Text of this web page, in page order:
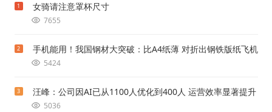
1 女骑请注意罩杯尺寸
7655
2 手机能用！我国钢材大突破：比A4纸薄 对折出钢铁版纸飞机
5424
3 汪峰：公司因AI已从1100人优化到400人 运营效率显著提升
5036